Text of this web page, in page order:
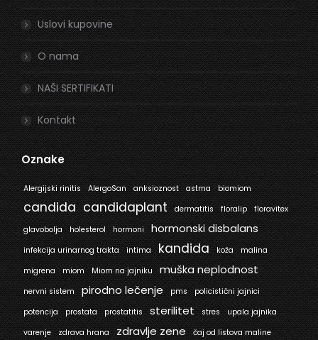
Uslovi kupovine
O nama
NAŠI SERTIFIKATI
Kontakt
Oznake
Alergijski rinitis AlergoSan anksioznost astma biomiom
candida candidaplant dermatitis floralip
floravitex
glavobolja
holesterol hormoni hormonski disbalans
infekcija urinarnog trakta intima kandida koža
malina
migrena
miom Miom na jajniku muška neplodnost
nervni sistem pirodno lečenje pms
policistični jajnici
potencija
prostata prostatitis sterilitet stres
upala jajnika
varenje
zdrava hrana zdravlje zene čaj od listova maline